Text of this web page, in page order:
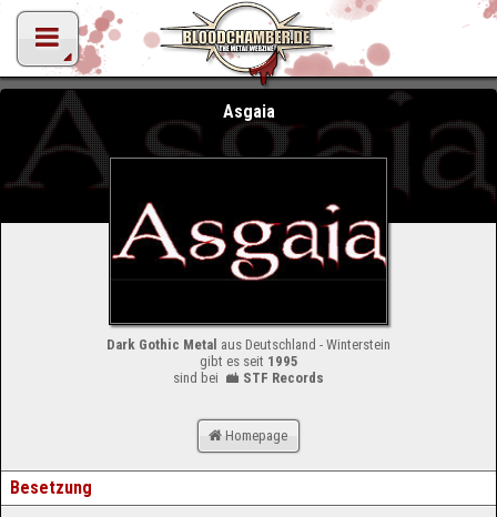
Asgaia
Dark Gothic Metal aus Deutschland - Winterstein
gibt es seit 1995
sind bei
STF Records
Homepage
Besetzung